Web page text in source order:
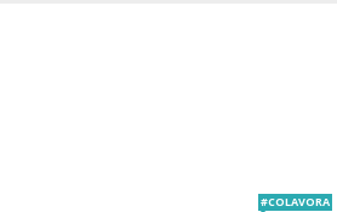
#COLAVORA